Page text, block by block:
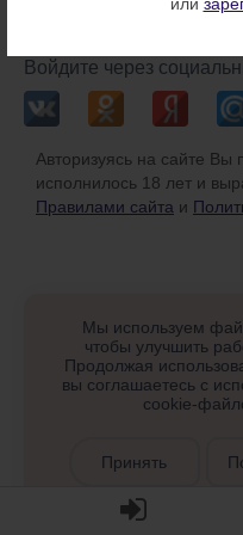
Войдите через
Авторизуясь на сайте Вы
исполнилось 18 лет и
Правилами сайта и
Мы используем
чтобы улучшить
Продолжая
вы соглашаетесь с
cookie-
Принять